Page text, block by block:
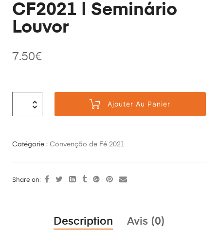
CF2021 | Seminário
Louvor
7.50€
Ajouter Au Panier
Catégorie : Convenção de Fé 2021
Share on:
Description Avis (0)